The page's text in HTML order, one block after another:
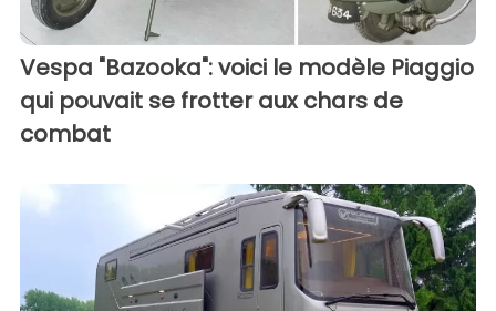
Vespa "Bazooka": voici le modèle Piaggio
qui pouvait se frotter aux chars de
combat